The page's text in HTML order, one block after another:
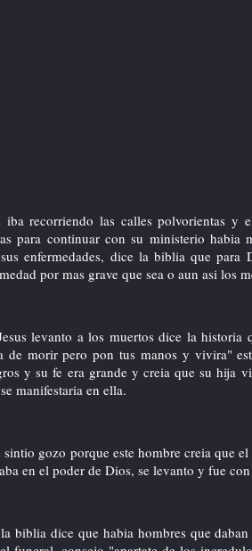
iba recorriendo las calles polvorientas y
para continuar con su ministerio habia
enfermedades, dice la biblia que
por mas grave que sea o aun asi los
levanto a los muertos dice la
de morir pero pon tus manos y vivira"
y su fe era grande y creia que su hija
manifestaria en ella.
sintio gozo porque este hombre creia que
en el poder de Dios, se levanto y fue
biblia dice que habia hombres que
Hoy habia 13 visitantes (14 clics a